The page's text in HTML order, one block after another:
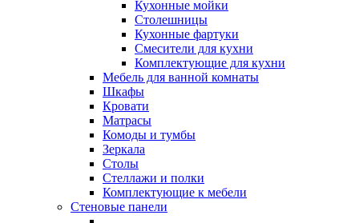
Кухонные мойки
Столешницы
Кухонные фартуки
Смесители для кухни
Комплектующие для кухни
Мебель для ванной комнаты
Шкафы
Кровати
Матрасы
Комоды и тумбы
Зеркала
Столы
Стеллажи и полки
Комплектующие к мебели
Стеновые панели